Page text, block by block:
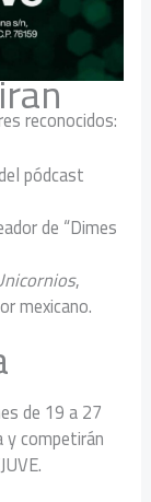
reconocidos:
pódcast
de “Dimes
,
mexicano.
de 19 a 27
y competirán